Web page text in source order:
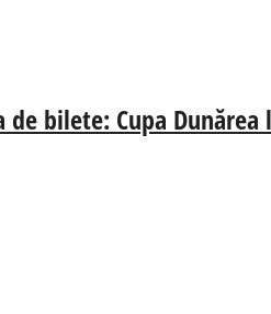
bilete: Cupa